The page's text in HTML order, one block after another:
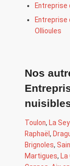
Entreprise
Entreprise
Ollioules
Nos
Toulon, La
Raphaël ,
Brignoles,
Martigues,